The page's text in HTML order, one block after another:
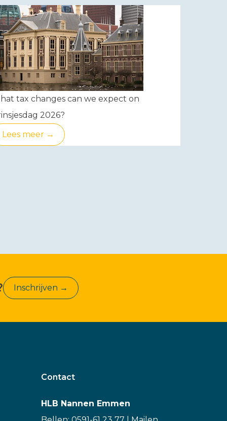
tax changes can we expect on
2026?
Lees meer →
Inschrijven →
Contact
HLB Nannen Emmen